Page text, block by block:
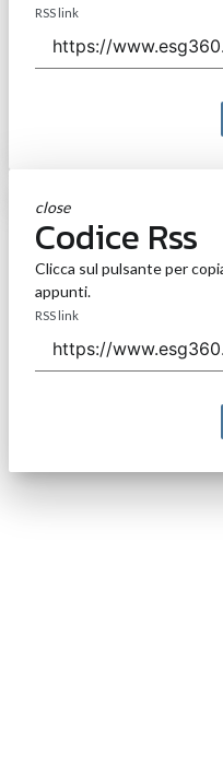
RSS link
close
Codice Rss
Clicca sul pulsante per
appunti.
RSS link